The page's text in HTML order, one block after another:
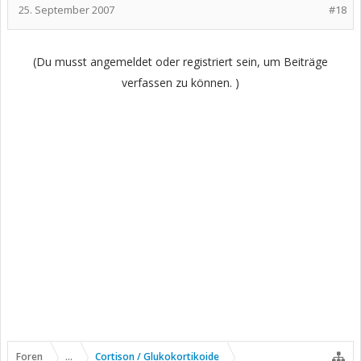
INR-Werte "verrückt".
nicht um Cortison-Behandlung rum.
#18
25. September 2007
(Du musst angemeldet oder registriert sein, um Beiträge
verfassen zu können. )
Foren ... Cortison / Glukokortikoide